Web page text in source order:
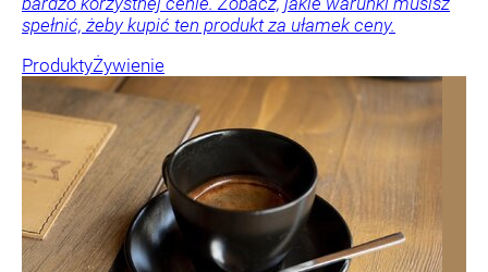
spełnić, żeby kupić ten produkt za ułamek ceny.
ProduktyŻywienie